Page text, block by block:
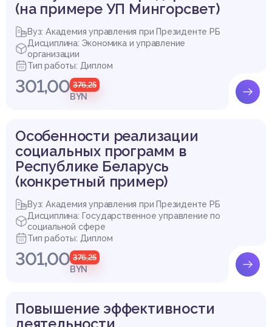
(на примере УП Мингорсвет)
Вуз: Академия управления при Президенте РБ
Дисциплина: Экономика и управление
организации
Тип работы: Диплом
301,00 376,25
BYN
Особенности реализации
социальных программ в
Республике Беларусь
(конкретный пример)
Вуз: Академия управления при Президенте РБ
Дисциплина: Государственное управление по
социальной сфере
Тип работы: Диплом
301,00 376,25
BYN
Повышение эффективности
деятельности